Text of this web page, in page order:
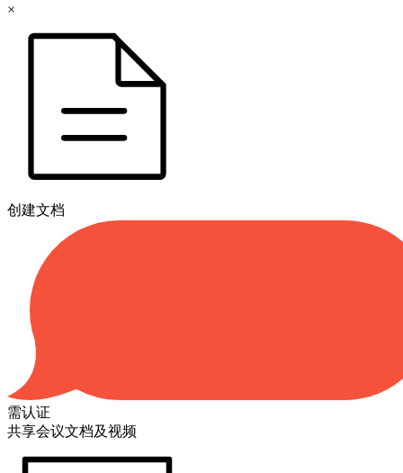
×
创建文档
需认证
共享会议文档及视频